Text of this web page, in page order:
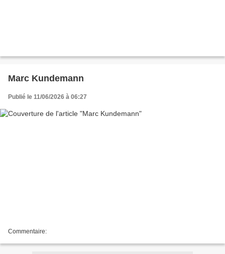
Marc Kundemann
Publié le 11/06/2026 à 06:27
Commentaire: